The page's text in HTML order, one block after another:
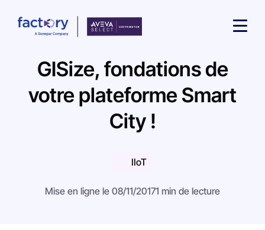
GISize, fondations de
votre plateforme Smart
City !
IIoT
Mise en ligne le 08/11/20171 min de lecture